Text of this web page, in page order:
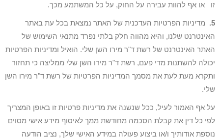
זו או אף להוות עבירה על החוק, על כל המשתמע מכך.
5.
מדיניות הפרטיות העדכנית של האתר נמצאת בכל עת באתר
האינטרנט שלנו, והיא מהווה חלק בלתי נפרד מתנאי השימוש של
האתר האינטרנט של רשת ד"ר מירו השן שלי. הואיל ומדיניות הפרטיות
יכולה להשתנות מדי פעם, רשת ד"ר מירו השן שלי ממליצה כי תחזור
ותקרא מעת לעת את מסמך המדיניות הפרטיות של רשת ד"ר מירו השן
שלי.
על אף האמור לעיל, ככל שנשנה את מדיניות פרטיות זו באופן המצריך
לפי כל דין את קבלת הסכמה מחודשת ממך לאיסוף מידע אישי מסוים
נוספת אודותיך ו/או ביצוע פעולה במידע האישי שלך, נציב הודעה